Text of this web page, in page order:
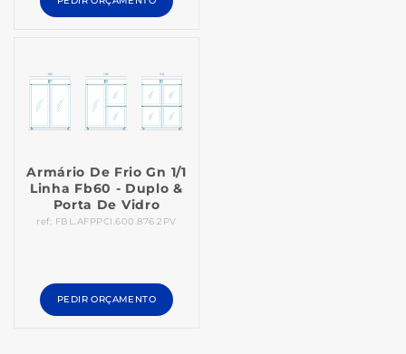
Armário De Frio Gn 1/1
Linha Fb60 - Duplo &
Porta De Vidro
ref: FBL.AFPPCI.600.876.2PV
PEDIR ORÇAMENTO